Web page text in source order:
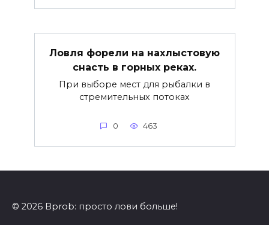
Ловля форели на нахлыстовую
снасть в горных реках.
При выборе мест для рыбалки в
стремительных потоках
0 463
© 2026 Bprob: просто лови больше!